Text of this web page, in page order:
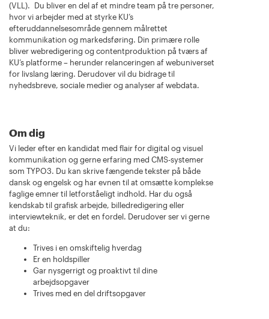
(VLL). Du bliver en del af et mindre team på tre personer,
hvor vi arbejder med at styrke KU’s
efteruddannelsesområde gennem målrettet
kommunikation og markedsføring. Din primære rolle
bliver webredigering og contentproduktion på tværs af
KU’s platforme – herunder relanceringen af webuniverset
for livslang læring. Derudover vil du bidrage til
nyhedsbreve, sociale medier og analyser af webdata.
Om dig
Vi leder efter en kandidat med flair for digital og visuel
kommunikation og gerne erfaring med CMS-systemer
som TYPO3. Du kan skrive fængende tekster på både
dansk og engelsk og har evnen til at omsætte komplekse
faglige emner til letforståeligt indhold. Har du også
kendskab til grafisk arbejde, billedredigering eller
interviewteknik, er det en fordel. Derudover ser vi gerne
at du:
Trives i en omskiftelig hverdag
Er en holdspiller
Gar nysgerrigt og proaktivt til dine
arbejdsopgaver
Trives med en del driftsopgaver